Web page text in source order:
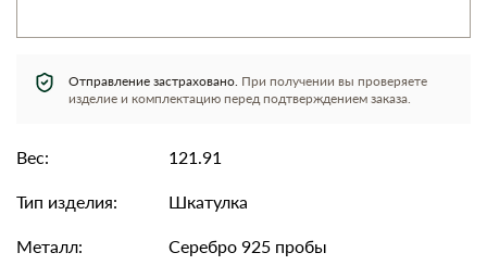
Отправление застраховано. При получении вы проверяете
изделие и комплектацию перед подтверждением заказа.
Вес:
121.91
Тип изделия:
Шкатулка
Металл:
Серебро 925 пробы